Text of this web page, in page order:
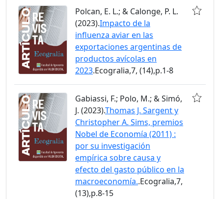
Polcan, E. L.; & Calonge, P. L.
(2023).Impacto de la
influenza aviar en las
exportaciones argentinas de
productos avícolas en
2023.Ecogralia,7, (14),p.1-8
Gabiassi, F.; Polo, M.; & Simó,
J. (2023).Thomas J. Sargent y
Christopher A. Sims, premios
Nobel de Economía (2011) :
por su investigación
empírica sobre causa y
efecto del gasto público en la
macroeconomía..Ecogralia,7,
(13),p.8-15